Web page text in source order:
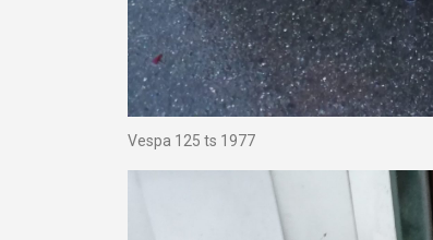
Vespa 125 ts 1977